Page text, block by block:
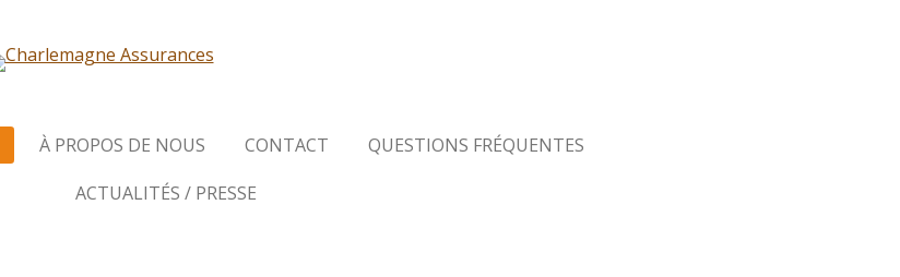
À PROPOS DE NOUS CONTACT
QUESTIONS FRÉQUENTES
ACTUALITÉS / PRESSE